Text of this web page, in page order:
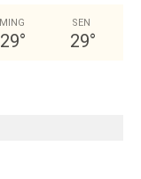
MING
29°
SEN
29°